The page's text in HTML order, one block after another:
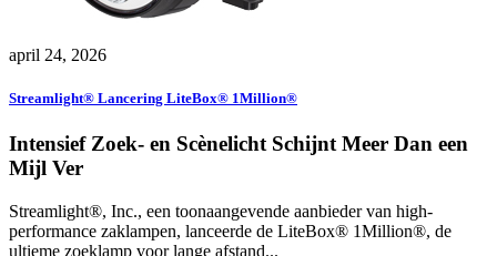
april 24, 2026
Streamlight® Lancering LiteBox® 1Million®
Intensief Zoek- en Scènelicht Schijnt Meer Dan een
Mijl Ver
Streamlight®, Inc., een toonaangevende aanbieder van high-
performance zaklampen, lanceerde de LiteBox® 1Million®, de
ultieme zoeklamp voor lange afstand...